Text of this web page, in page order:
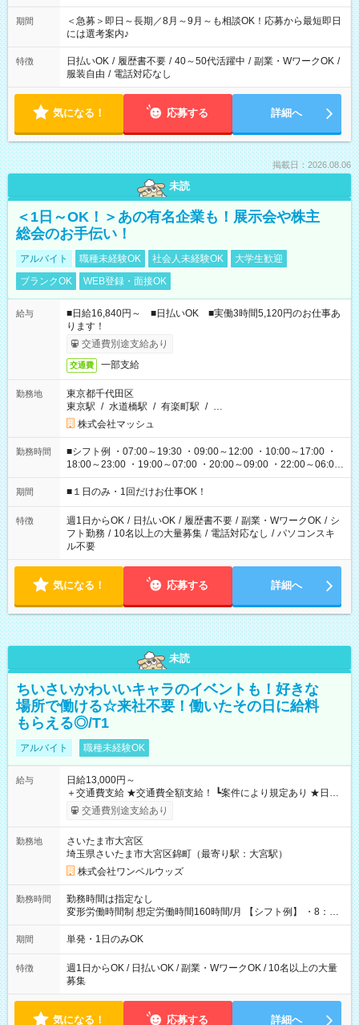
ば前職が、 在宅/財団法人/事務/コールセンター/受付/販売/カフェ
スタッフ スイーツ販売/ホテルフロント/化粧品販売/など 様々な
業界から入社して活躍されています♪
期間
＜急募＞即日～長期／8月～9月～も相談OK！応募から最短即日
には選考案内♪
特徴 日払いOK / 履歴書不要 / 40～50代活躍中 / 副業・WワークOK /
服装自由 / 電話対応なし
気になる！ 応募する 詳細へ
掲載日：2026.08.06
未読
＜1日～OK！＞あの有名企業も！展示会や株主
総会のお手伝い！
アルバイト 職種未経験OK 社会人未経験OK
大学生歓迎
ブランクOK
WEB登録・面接OK
給与
■日給16,840円～ ■日払いOK ■実働3時間5,120円のお仕事あ
ります！
交通費別途支給あり
交通費 一部支給
勤務地
東京都千代田区
東京駅 / 水道橋駅 / 有楽町駅 / …
株式会社マッシュ
勤務時間
■シフト例 ・07:00～19:30 ・09:00～12:00 ・10:00～17:00 ・
18:00～23:00 ・19:00～07:00 ・20:00～09:00 ・22:00～06:00
etc ★最短で3時間で5,120円のお仕事から 15時間で2万円近く稼
げるお仕事も！ ご希望のお時間に合わせてご紹介！ ※シフトは
ください！
期間 ■１日のみ・1回だけお仕事OK！
特徴 週1日からOK / 日払いOK / 履歴書不要 / 副業・WワークOK / シ
フト勤務 / 10名以上の大量募集 / 電話対応なし / パソコンスキ
ル不要
気になる！ 応募する 詳細へ
未読
ちいさいかわいいキャラのイベントも！好きな
場所で働ける☆来社不要！働いたその日に給料
もらえる◎/T1
アルバイト 職種未経験OK
給与
日給13,000円～
＋交通費支給 ★交通費全額支給！ ┗案件により規定あり ★日払
いOK！（規定あり） ┗働いたその日に現金GET♪ お仕事後はコ
ンビニATMから 日払い分を引き落とせます！ 【試用期間】試
交通費別途支給あり
勤務地
さいたま市大宮区
埼玉県さいたま市大宮区錦町（最寄り駅：大宮駅）
株式会社ワンベルウッズ
勤務時間
勤務時間は指定なし
変形労働時間制 想定労働時間160時間/月 【シフト例】 ・8：00
～21：00
期間 単発・1日のみOK
特徴
週1日からOK / 日払いOK / 副業・WワークOK / 10名以上の大量
募集
気になる！ 応募する 詳細へ